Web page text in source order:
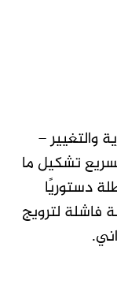
والتغيير –
تشكيل ما
دستوريًا
فاشلة لترويج